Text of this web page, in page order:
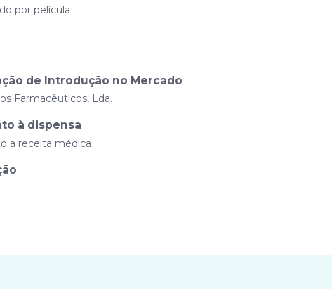
por película
de Introdução no Mercado
Farmacêuticos, Lda.
à dispensa
a receita médica